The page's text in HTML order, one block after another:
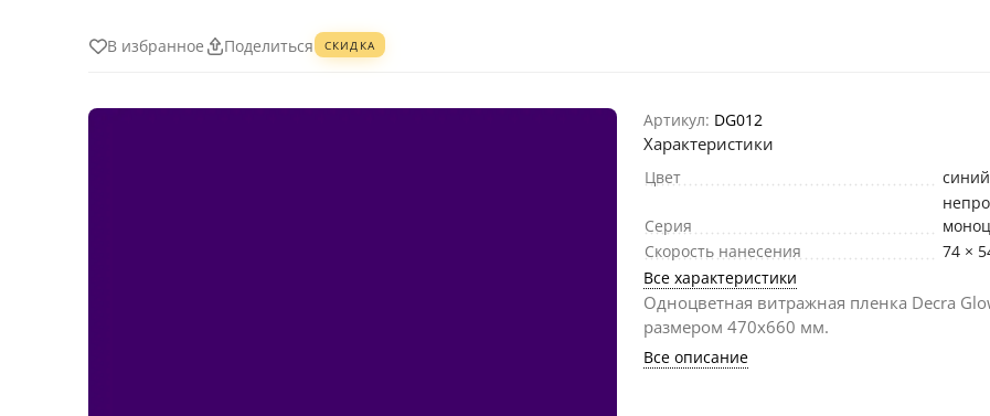
В избранное Поделиться СКИДКА
Артикул: DG012
Характеристики
Цвет синий
Серия
Скорость нанесения
74 ×
Все характеристики
Одноцветная витражная пленка Decra
размером 470х660 мм.
Все описание